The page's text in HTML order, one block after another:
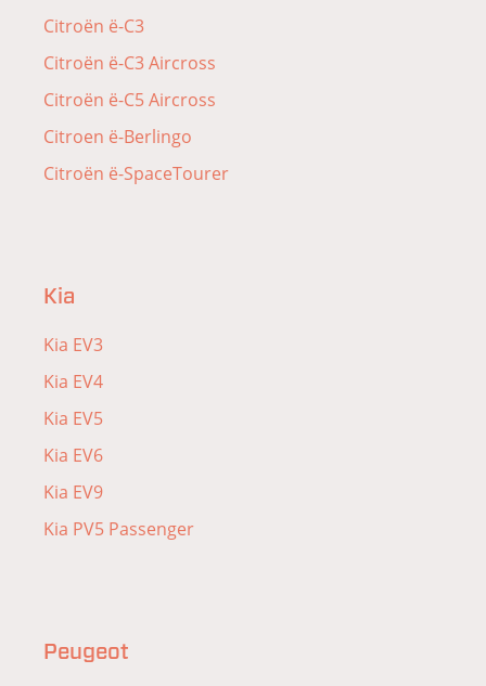
Citroën ë-C3
Citroën ë-C3 Aircross
Citroën ë-C5 Aircross
Citroen ë-Berlingo
Citroën ë-SpaceTourer
Kia
Kia EV3
Kia EV4
Kia EV5
Kia EV6
Kia EV9
Kia PV5 Passenger
Peugeot